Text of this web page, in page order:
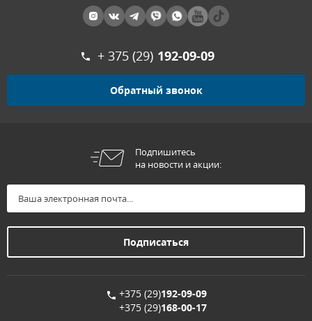
+ 375 (29) 192-09-09
Обратный звонок
Подпишитесь
на новости и акции:
+375 (29)192-09-09
+375 (29)168-00-17